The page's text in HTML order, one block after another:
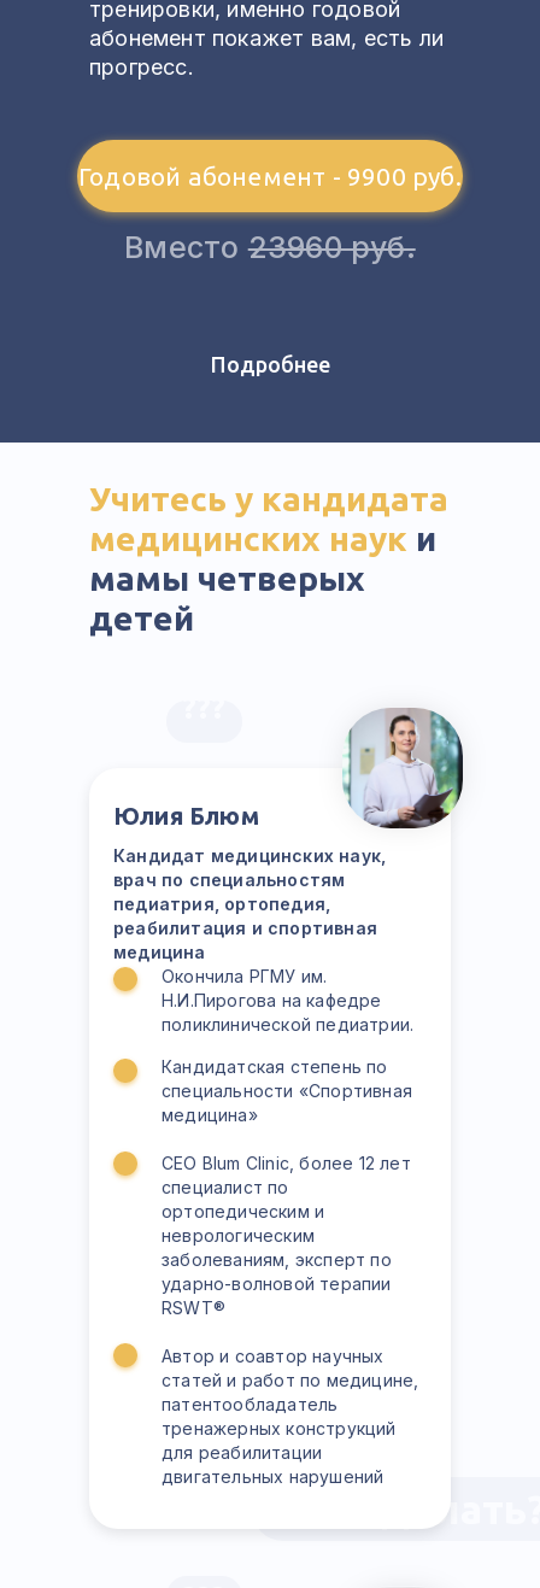
тренировки, именно годовой
абонемент покажет вам, есть ли
прогресс.
Годовой абонемент - 9900 руб.
Вместо23960 руб.
Подробнее
Как происходит
работа:
hello@osanka-
что хотите провести
тест
Мы открываем вам
доступ к курсу, где
вы работаете с
куратором
Получаете обратную
связь и задаете
вопросы
2 шаг
3 шаг
Важно! Для проведения
повторных тестирований
необходимы сравнимые фото.
Нужно, чтобы дети на фото «до»
и «после» стояли в одной позе.
Создайте одну папку, в которой
вы будете хранить все
фотографии по тестированию,
чтобы кураторы могли их
увидеть при анализе новых
Учитесь у кандидата
медицинских наук и
мамы четверых
детей
Что
Юлия Блюм
Окончила РГМУ им.
Н.И.Пирогова на кафедре
поликлинической педиатрии.
Кандидат медицинских наук,
врач по специальностям
педиатрия, ортопедия,
реабилитация и спортивная
медицина
Кандидатская степень по
специальности «Спортивная
медицина»
Автор и соавтор научных
статей и работ по медицине,
патентообладатель
тренажерных конструкций
для реабилитации
двигательных нарушений
CEO Blum Clinic, более 12 лет
специалист по
ортопедическим и
неврологическим
заболеваниям, эксперт по
ударно-волновой терапии
RSWT®